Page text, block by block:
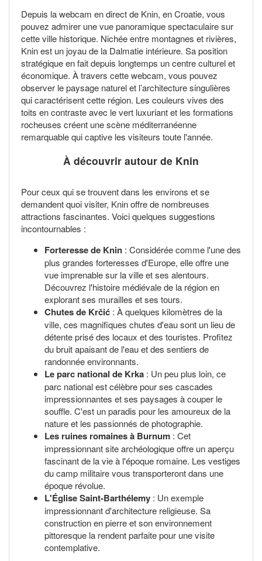
Depuis la webcam en direct de Knin, en Croatie, vous
pouvez admirer une vue panoramique spectaculaire sur
cette ville historique. Nichée entre montagnes et rivières,
Knin est un joyau de la Dalmatie intérieure. Sa position
stratégique en fait depuis longtemps un centre culturel et
économique. À travers cette webcam, vous pouvez
observer le paysage naturel et l’architecture singulières
qui caractérisent cette région. Les couleurs vives des
toits en contraste avec le vert luxuriant et les formations
rocheuses créent une scène méditerranéenne
remarquable qui captive les visiteurs toute l'année.
À découvrir autour de Knin
Pour ceux qui se trouvent dans les environs et se
demandent quoi visiter, Knin offre de nombreuses
attractions fascinantes. Voici quelques suggestions
incontournables :
Forteresse de Knin : Considérée comme l'une des
plus grandes forteresses d'Europe, elle offre une
vue imprenable sur la ville et ses alentours.
Découvrez l'histoire médiévale de la région en
explorant ses murailles et ses tours.
Chutes de Krčić : À quelques kilomètres de la
ville, ces magnifiques chutes d'eau sont un lieu de
détente prisé des locaux et des touristes. Profitez
du bruit apaisant de l'eau et des sentiers de
randonnée environnants.
Le parc national de Krka : Un peu plus loin, ce
parc national est célèbre pour ses cascades
impressionnantes et ses paysages à couper le
souffle. C'est un paradis pour les amoureux de la
nature et les passionnés de photographie.
Les ruines romaines à Burnum : Cet
impressionnant site archéologique offre un aperçu
fascinant de la vie à l'époque romaine. Les vestiges
du camp militaire vous transporteront dans une
époque révolue.
L'Église Saint-Barthélemy : Un exemple
impressionnant d'architecture religieuse. Sa
construction en pierre et son environnement
pittoresque la rendent parfaite pour une visite
contemplative.